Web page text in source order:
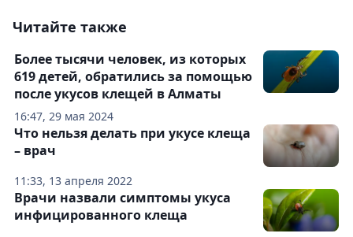
Читайте также
16:47, 29 мая 2024
Более тысячи человек, из которых
619 детей, обратились за помощью
после укусов клещей в Алматы
11:33, 13 апреля 2022
Что нельзя делать при укусе клеща
– врач
Врачи назвали симптомы укуса
инфицированного клеща